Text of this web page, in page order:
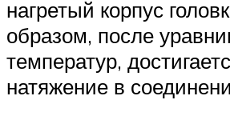
нагретый корпус
образом, после
температур,
натяжение в